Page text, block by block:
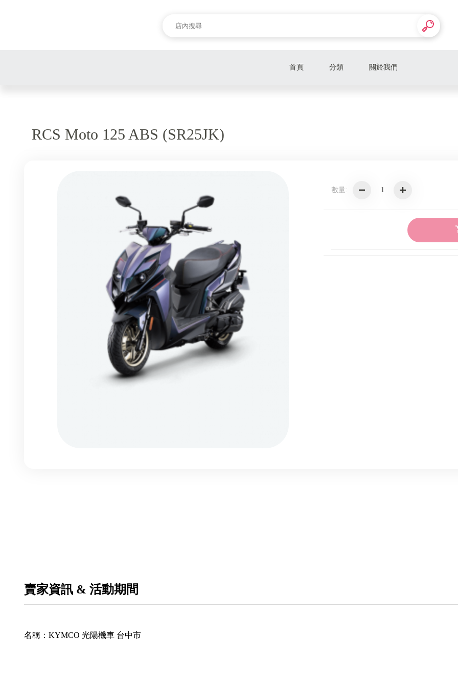
首頁 分類 關於我們
RCS Moto 125 ABS (SR25JK)
數量:
賣家資訊 & 活動期間
名稱： KYMCO 光陽機車 台中市